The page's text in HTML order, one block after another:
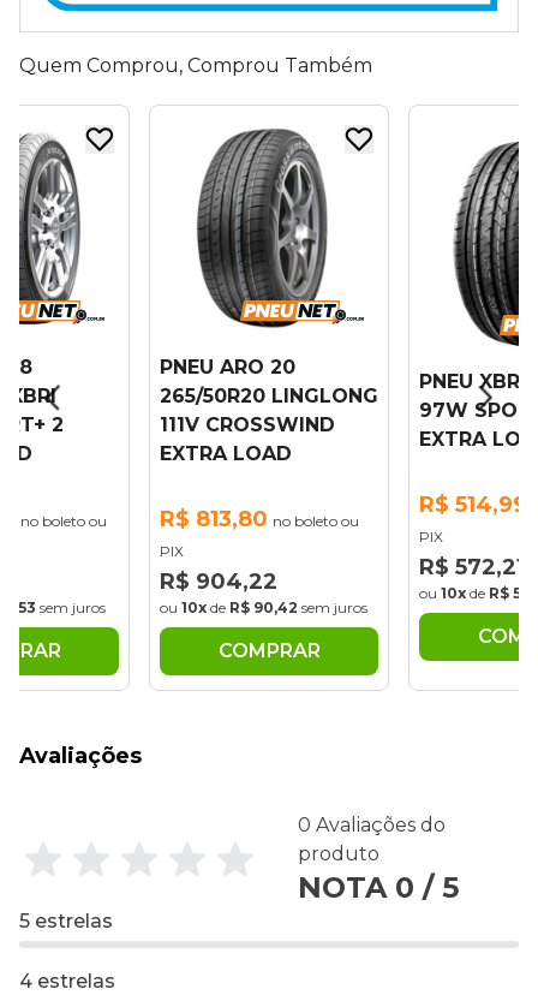
Quem Comprou, Comprou Também
18
XBRI
2
no boleto ou
sem juros
PNEU ARO 20
265/50R20 LINGLONG
111V CROSSWIND
EXTRA LOAD
R$ 813,80 no boleto ou
PIX
R$ 904,22
ou 10x de R$ 90,42 sem juros
COMPRAR
PNEU XBRI
97W
EXTRA
R$ 514,99
PIX
R$ 572,21
ou 10x de R$
Avaliações
0 Avaliações do
produto
NOTA 0 / 5
5 estrelas
4 estrelas